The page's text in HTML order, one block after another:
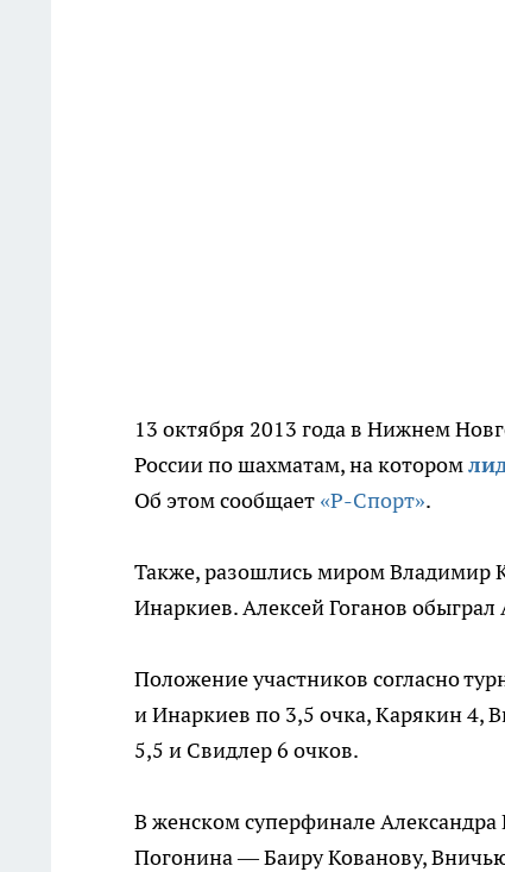
13 октября 2013 года в Нижнем
России по шахматам, на котором
Об этом сообщает «Р-Спорт».
Также, разошлись миром Владимир
Инаркиев. Алексей Гоганов
Положение участников согласно
и Инаркиев по 3,5 очка, Карякин
5,5 и Свидлер 6 очков.
В женском суперфинале
Погонина — Баиру Кованову,